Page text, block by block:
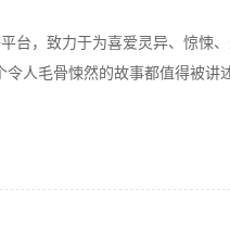
台，致力于为喜爱灵异、惊悚
人毛骨悚然的故事都值得被讲